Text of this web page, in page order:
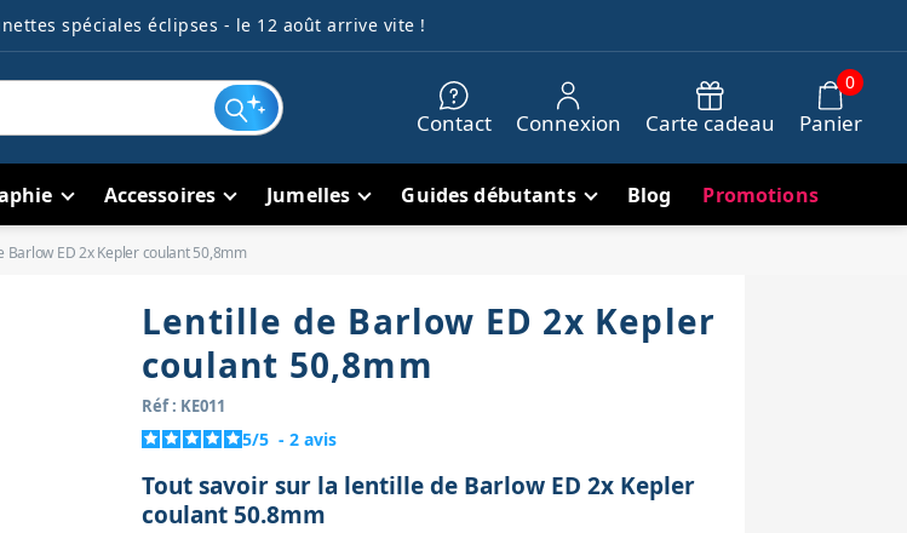
spéciales éclipses - le 12 août arrive vite !
Contact Connexion Carte cadeau Panier
0
Accessoires Jumelles Guides débutants Blog Promotions
Barlow ED 2x Kepler coulant 50,8mm
Lentille de Barlow ED 2x Kepler
coulant 50,8mm
Réf : KE011
5/5 - 2 avis
Tout savoir sur la lentille de Barlow ED 2x Kepler
coulant 50.8mm